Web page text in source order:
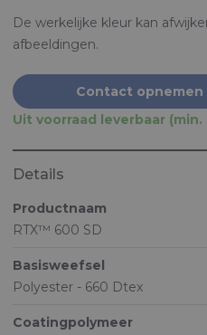
De werkelijke kleur kan
afbeeldingen.
Contact
Uit voorraad leverbaar (min.
Details
Productnaam
RTX™ 600 SD
Basisweefsel
Polyester - 660 Dtex
Coatingpolymeer